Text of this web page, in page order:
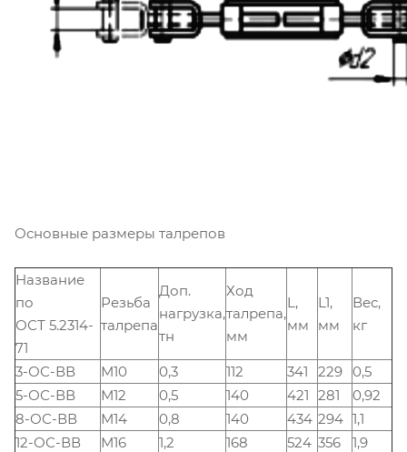
Основные размеры талрепов
Название
по
ОСТ 5.2314-
71
Резьба
талрепа
Доп.
нагрузка,
тн
Ход
талрепа,
мм
L,
мм
L1,
мм
Вес,
кг
3-ОС-ВВ М10 0,3 112 341 229 0,5
5-ОС-ВВ
М12 0,5 140 421 281
0,92
8-ОС-ВВ
М14 0,8 140 434 294 1,1
12-ОС-ВВ
М16 1,2 168 524 356
1,9